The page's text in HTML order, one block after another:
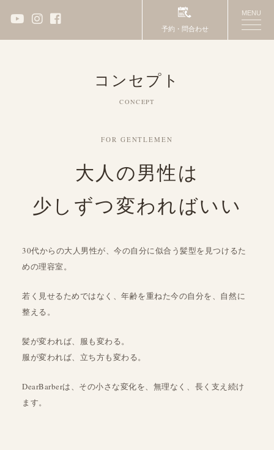
予約・問合わせ
MENU
toggle
コンセプト
CONCEPT
FOR GENTLEMEN
大人の男性は
少しずつ変わればいい
30代からの大人男性が、今の自分に似合う髪型を見つけるた
めの理容室。
若く見せるためではなく、年齢を重ねた今の自分を、自然に
整える。
髪が変われば、服も変わる。
服が変われば、立ち方も変わる。
DearBarberは、その小さな変化を、無理なく、長く支え続け
ます。